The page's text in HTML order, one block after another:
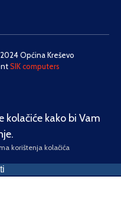
Općina Kreševo
SIK computers
kolačiće kako bi Vam
korištenja kolačića